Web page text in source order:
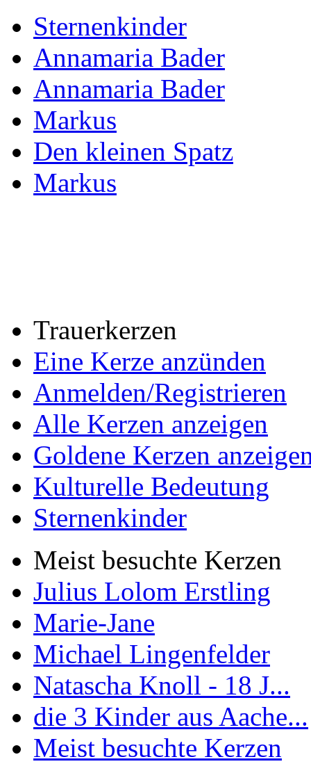
Sternenkinder
Annamaria Bader
Annamaria Bader
Markus
Den kleinen Spatz
Markus
Trauerkerzen
Eine Kerze anzünden
Anmelden/Registrieren
Alle Kerzen anzeigen
Goldene Kerzen
Kulturelle Bedeutung
Sternenkinder
Meist besuchte Kerzen
Julius Lolom Erstling
Marie-Jane
Michael Lingenfelder
Natascha Knoll - 18 J...
die 3 Kinder aus Aache...
Meist besuchte Kerzen